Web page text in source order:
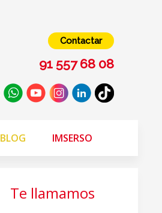
Contactar
91 557 68 08
BLOG IMSERSO
Te llamamos